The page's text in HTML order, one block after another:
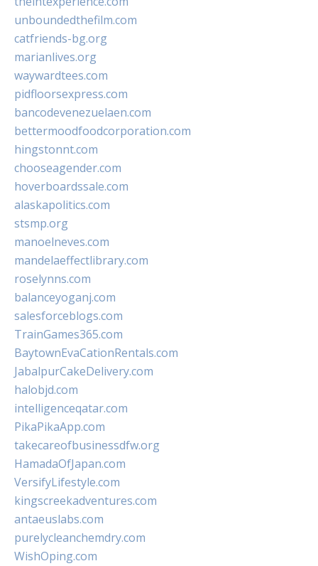
unboundedthefilm.com
catfriends-bg.org
marianlives.org
waywardtees.com
pidfloorsexpress.com
bancodevenezuelaen.com
bettermoodfoodcorporation.com
hingstonnt.com
chooseagender.com
hoverboardssale.com
alaskapolitics.com
stsmp.org
manoelneves.com
mandelaeffectlibrary.com
roselynns.com
balanceyoganj.com
salesforceblogs.com
TrainGames365.com
BaytownEvaCationRentals.com
JabalpurCakeDelivery.com
halobjd.com
intelligenceqatar.com
PikaPikaApp.com
takecareofbusinessdfw.org
HamadaOfJapan.com
VersifyLifestyle.com
kingscreekadventures.com
antaeuslabs.com
purelycleanchemdry.com
WishOping.com